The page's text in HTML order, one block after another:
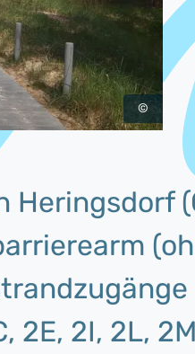
©
Heringsdorf
2E, 2I, 2L,